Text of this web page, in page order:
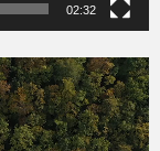
02:32